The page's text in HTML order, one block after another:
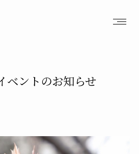
ベントのお知らせ